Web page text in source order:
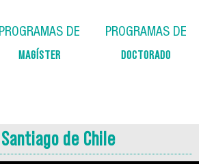
PROGRAMAS DE
MAGÍSTER
PROGRAMAS DE
DOCTORADO
de Chile